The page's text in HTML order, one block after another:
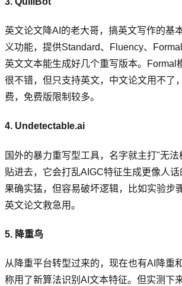
英文论文降AI的老大哥，搞英文写作的基
义功能，提供Standard、Fluency、
英文文本能生成好几个重写版本。Formal
很不错，但只支持英文，中文论文用不了
费，免费版限制较多。
4. Undetectable.ai
国外的暴力重写型工具，名字就主打"无
贴进去，它会打乱AIGC特征生成更像人
果确实猛，但容易破坏逻辑，比如实验步
英文论文救急用。
5. 降重鸟
从降重平台转型过来的，现在也有AI降重
称用了新算法识别AI文本特征。但实测下